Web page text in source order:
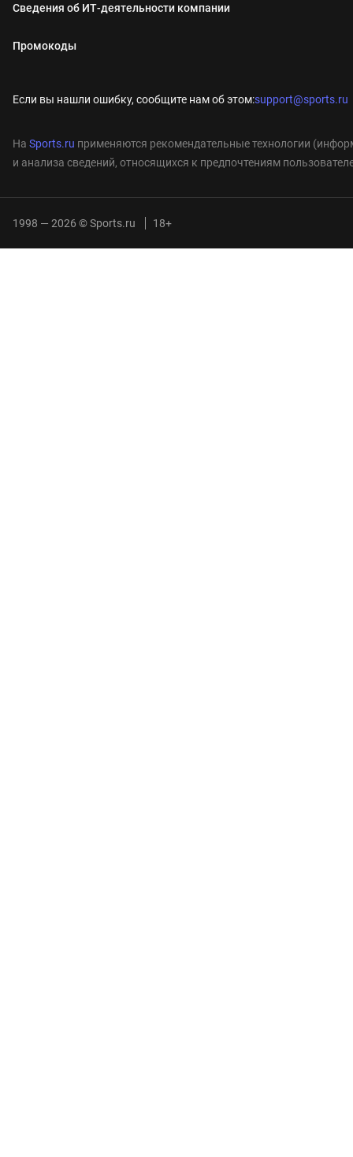
Сведения об ИТ‑деятельности компании
Промокоды
Если вы нашли ошибку, сообщите нам об этом:support@sports.ru
На Sports.ru применяются рекомендательные технологии
и анализа сведений, относящихся к предпочтениям
1998 — 2026 © Sports.ru 18+